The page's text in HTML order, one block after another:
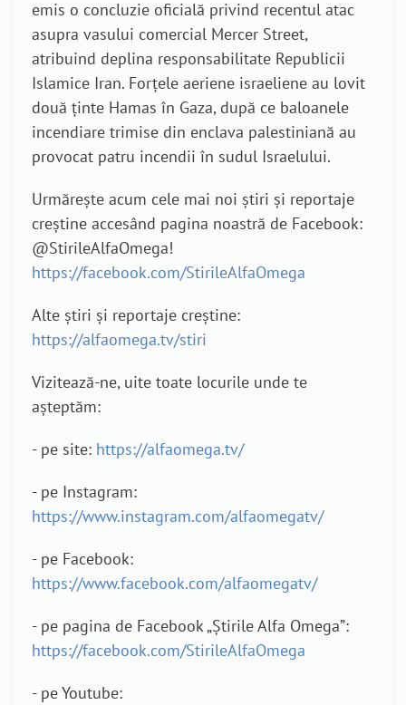
emis o concluzie oficială privind recentul atac
asupra vasului comercial Mercer Street,
atribuind deplina responsabilitate Republicii
Islamice Iran. Forțele aeriene israeliene au lovit
două ținte Hamas în Gaza, după ce baloanele
incendiare trimise din enclava palestiniană au
provocat patru incendii în sudul Israelului.
Urmărește acum cele mai noi știri și reportaje
creștine accesând pagina noastră de Facebook:
@StirileAlfaOmega!
https://facebook.com/StirileAlfaOmega
Alte știri și reportaje creștine:
https://alfaomega.tv/stiri
Vizitează-ne, uite toate locurile unde te
așteptăm:
- pe site: https://alfaomega.tv/
- pe Instagram:
https://www.instagram.com/alfaomegatv/
- pe Facebook:
https://www.facebook.com/alfaomegatv/
- pe pagina de Facebook „Știrile Alfa Omega”:
https://facebook.com/StirileAlfaOmega
- pe Youtube: